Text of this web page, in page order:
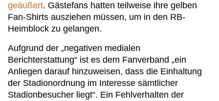
geäußert. Gästefans hatten teilweise ihre gelben
Fan-Shirts ausziehen müssen, um in den RB-
Heimblock zu gelangen.
Aufgrund der „negativen medialen
Berichterstattung“ ist es dem Fanverband „ein
Anliegen darauf hinzuweisen, dass die Einhaltung
der Stadionordnung im Interesse sämtlicher
Stadionbesucher liegt“. Ein Fehlverhalten der